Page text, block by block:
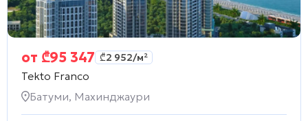
от ₾95 347 ₾2 952/м²
Tekto Franco
Батуми, Махинджаури